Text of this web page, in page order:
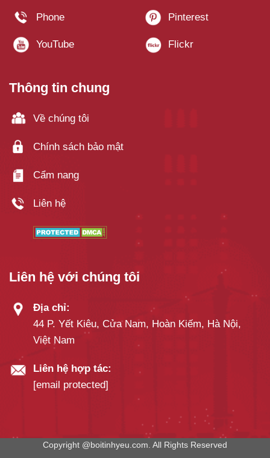
Thông tin chung
Về chúng tôi
Chính sách bảo mật
Cẩm nang
Liên hệ
Liên hệ với chúng tôi
Địa chỉ:
44 P. Yết Kiêu, Cửa Nam, Hoàn Kiếm, Hà Nội,
Việt Nam
Liên hệ hợp tác:
[email protected]
Copyright @boitinhyeu.com. All Rights Reserved